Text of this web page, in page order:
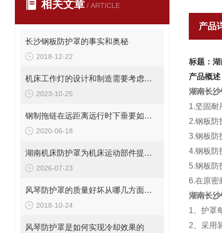
相关文章 / ARTICLE
长沙钢板防护罩的事实和奥秘
2018-12-22
机床工作灯的设计和制造需要考虑哪些因素
2023-10-25
钢制拖链在远距离远行时下垂要如何解决？
2020-06-18
湖南机床防护罩为机床运动部件提供安全保护
2026-07-23
风琴防护罩的质量好坏从哪几方面区分
2018-10-24
风琴防护罩是如何实现冷却效果的
产品
标题：
产品概述
湖南长
1.坚固耐
2.钢板防
3.钢板防
4.钢板防
5.钢板防
6.在原
湖南长
1、护罩
2、采用